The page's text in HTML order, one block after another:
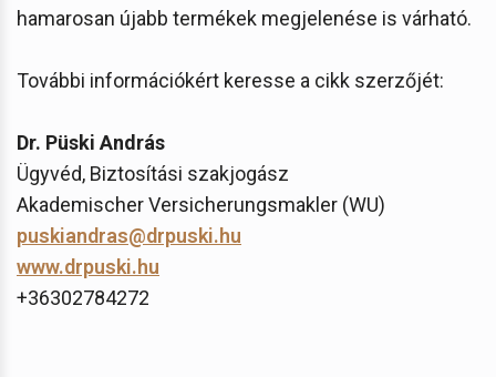
hamarosan újabb termékek megjelenése is várható.
További információkért keresse a cikk szerzőjét:
Dr. Püski András
Ügyvéd, Biztosítási szakjogász
Akademischer Versicherungsmakler (WU)
puskiandras@drpuski.hu
www.drpuski.hu
+36302784272